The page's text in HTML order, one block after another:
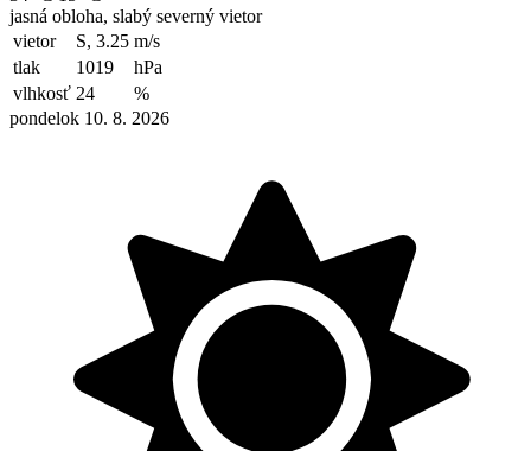
jasná obloha, slabý severný vietor
vietor
S, 3.25 m/s
tlak
1019
hPa
vlhkosť 24
%
pondelok 10. 8. 2026